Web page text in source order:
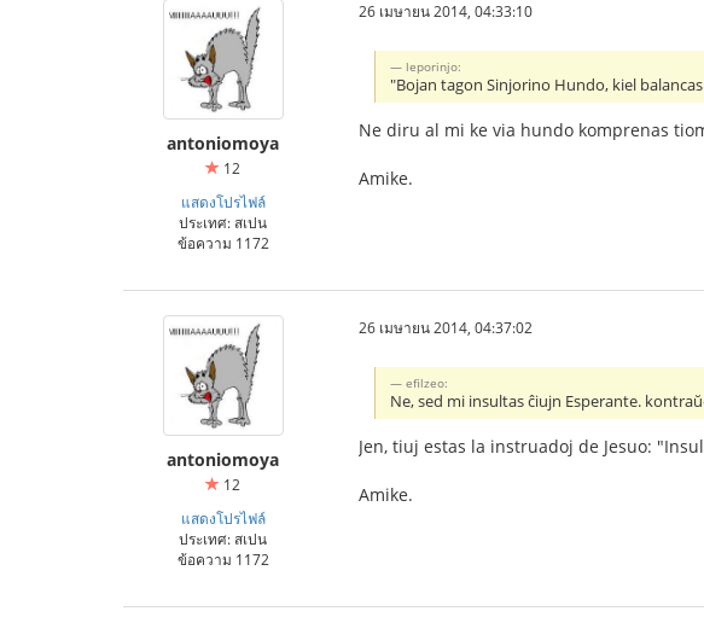
antoniomoya
12
แสดงโปรไฟล์
ประเทศ: สเปน
ข้อความ 1172
26 เมษายน 2014, 04:33:10
leporinjo:
"Bojan tagon Sinjorino Hundo, kiel
Ne diru al mi ke via hundo komprenas
Amike.
antoniomoya
12
แสดงโปรไฟล์
ประเทศ: สเปน
ข้อความ 1172
26 เมษายน 2014, 04:37:02
efilzeo:
Ne, sed mi insultas ĉiujn Esperante.
Jen, tiuj estas la instruadoj de Jesuo:
Amike.